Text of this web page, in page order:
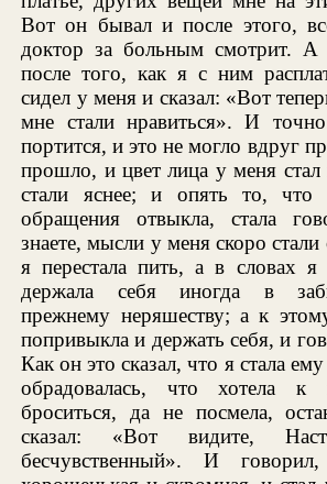
Вот он бывал и после этого,
доктор за больным смотрит.
после того, как я с ним
сидел у меня и сказал: «Вот
мне стали нравиться». И
портится, и это не могло вдруг
прошло, и цвет лица у меня стал
стали яснее; и опять то, что
обращения отвыкла, стала
знаете, мысли у меня скоро
я перестала пить, а в словах
держала себя иногда в
прежнему неряшеству; а к
попривыкла и держать себя, и
Как он это сказал, что я стала
обрадовалась, что хотела
броситься, да не посмела,
сказал: «Вот видите,
бесчувственный». И